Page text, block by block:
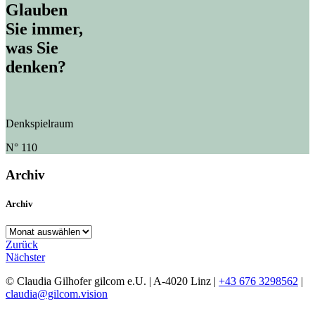
Glauben
Sie immer,
was Sie
denken?
Denkspielraum
N° 110
Archiv
Archiv
Archiv
Zurück
Nächster
© Claudia Gilhofer gilcom e.U. | A-4020 Linz | +43 676 3298562 |
claudia@gilcom.vision